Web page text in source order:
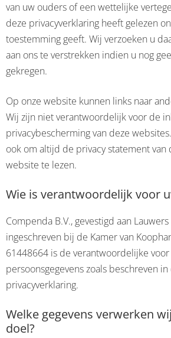
van uw ouders of een wettelijke
deze privacyverklaring heeft gelezen
toestemming geeft. Wij verzoeken u
aan ons te verstrekken indien u nog
gekregen.
Op onze website kunnen links naar
Wij zijn niet verantwoordelijk voor de
privacybescherming van deze
ook om altijd de privacy statement
website te lezen.
Wie is verantwoordelijk voor
Compenda B.V., gevestigd aan
ingeschreven bij de Kamer van
61448664 is de verantwoordelijke
persoonsgegevens zoals beschreven in
privacyverklaring.
Welke gegevens verwerken
doel?